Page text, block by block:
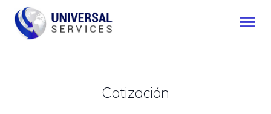
Cotización